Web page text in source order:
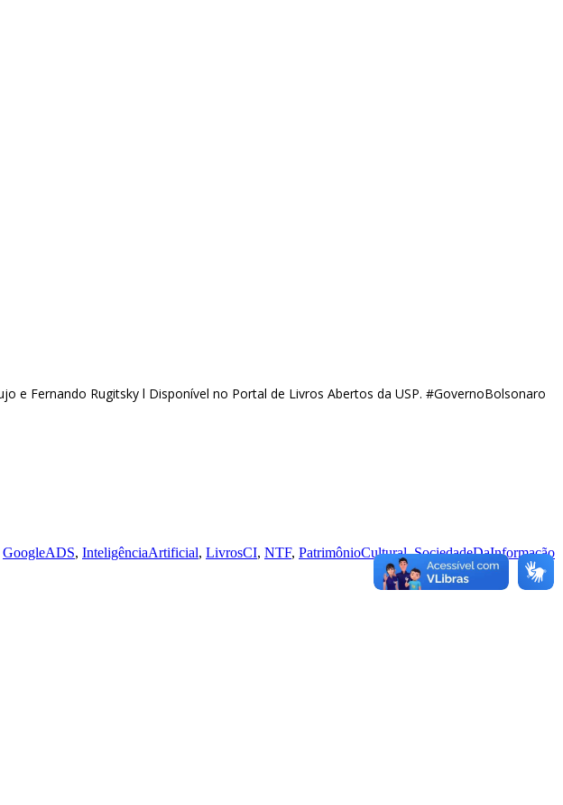
e Fernando Rugitsky l Disponível no Portal de Livros Abertos da USP. #GovernoBolsonaro
GoogleADS, InteligênciaArtificial, LivrosCI, NTF, PatrimônioCultural,SociedadeDaInformação